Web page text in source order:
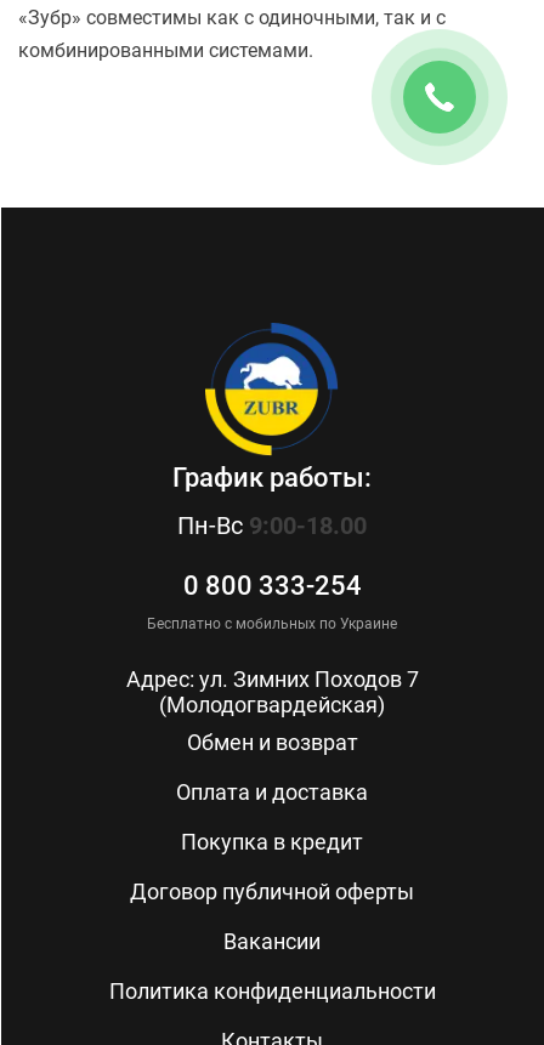
«Зубр» совместимы как с одиночными, так и с
комбинированными системами.
График работы:
Пн-Вс 9:00-18.00
0 800 333-254
Бесплатно с мобильных по Украине
Адрес: ул. Зимних Походов 7
(Молодогвардейская)
Обмен и возврат
Оплата и доставка
Покупка в кредит
Договор публичной оферты
Вакансии
Политика конфиденциальности